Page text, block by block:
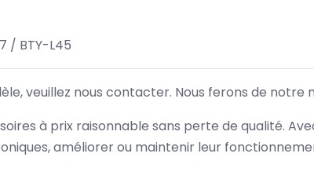
/ BTY-L45
veuillez nous contacter. Nous ferons de notre
à prix raisonnable sans perte de qualité.
améliorer ou maintenir leur